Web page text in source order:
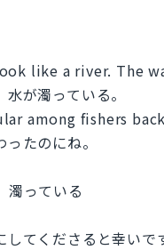
like a river. The
が濁っている。
among fishers
たのにね。
濁っている
てくださると幸いで